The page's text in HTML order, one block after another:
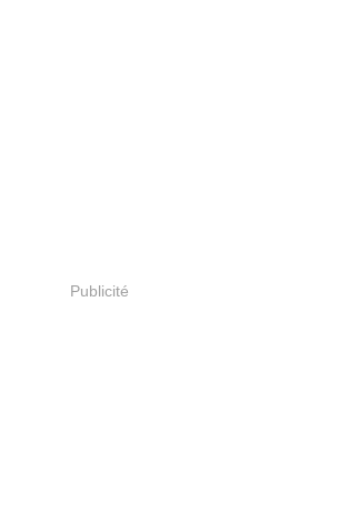
Publicité